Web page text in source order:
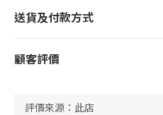
送貨及付款方式
顧客評價